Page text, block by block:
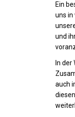
Ein
uns
und
In
auch